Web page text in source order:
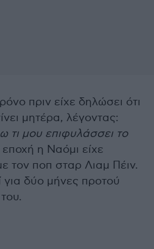
πριν είχε δηλώσει ότι
μητέρα, λέγοντας:
τι μου επιφυλάσσει το
εποχή η Ναόμι είχε
τον ποπ σταρ Λιαμ Πέιν.
για δύο μήνες προτού